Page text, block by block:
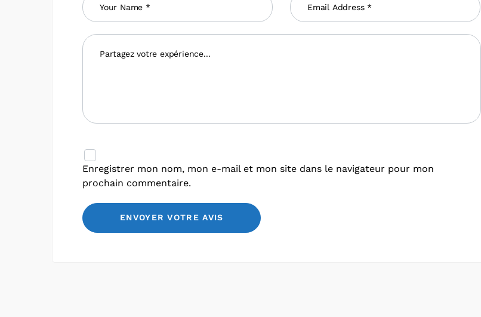
Enregistrer mon nom, mon e-mail et mon site dans le navigateur pour mon
prochain commentaire.